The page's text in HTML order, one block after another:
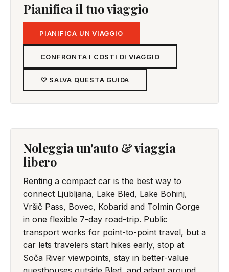
Pianifica il tuo viaggio
PIANIFICA UN VIAGGIO
CONFRONTA I COSTI DI VIAGGIO
♡ SALVA QUESTA GUIDA
Noleggia un'auto & viaggia
libero
Renting a compact car is the best way to
connect Ljubljana, Lake Bled, Lake Bohinj,
Vršič Pass, Bovec, Kobarid and Tolmin Gorge
in one flexible 7-day road-trip. Public
transport works for point-to-point travel, but a
car lets travelers start hikes early, stop at
Soča River viewpoints, stay in better-value